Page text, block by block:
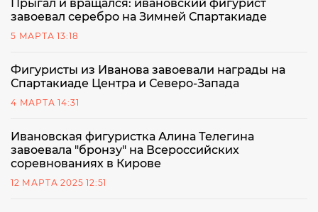
Прыгал и вращался: ивановский фигурист
завоевал серебро на Зимней Спартакиаде
5 МАРТА 13:18
Фигуристы из Иванова завоевали награды на
Спартакиаде Центра и Северо-Запада
4 МАРТА 14:31
Ивановская фигуристка Алина Телегина
завоевала "бронзу" на Всероссийских
соревнованиях в Кирове
12 МАРТА 2025 12:51